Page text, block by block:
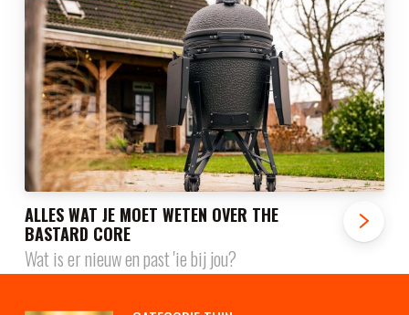
ALLES WAT JE MOET WETEN OVER THE
BASTARD CORE
Wat is er nieuw en past 'ie bij jou?